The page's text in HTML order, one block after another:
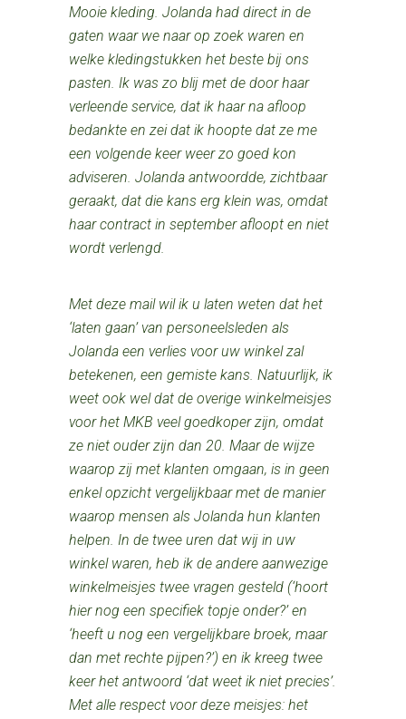
Mooie kleding. Jolanda had direct in de
gaten waar we naar op zoek waren en
welke kledingstukken het beste bij ons
pasten. Ik was zo blij met de door haar
verleende service, dat ik haar na afloop
bedankte en zei dat ik hoopte dat ze me
een volgende keer weer zo goed kon
adviseren. Jolanda antwoordde, zichtbaar
geraakt, dat die kans erg klein was, omdat
haar contract in september afloopt en niet
wordt verlengd.
Met deze mail wil ik u laten weten dat het
‘laten gaan’ van personeelsleden als
Jolanda een verlies voor uw winkel zal
betekenen, een gemiste kans. Natuurlijk, ik
weet ook wel dat de overige winkelmeisjes
voor het MKB veel goedkoper zijn, omdat
ze niet ouder zijn dan 20. Maar de wijze
waarop zij met klanten omgaan, is in geen
enkel opzicht vergelijkbaar met de manier
waarop mensen als Jolanda hun klanten
helpen. In de twee uren dat wij in uw
winkel waren, heb ik de andere aanwezige
winkelmeisjes twee vragen gesteld (‘hoort
hier nog een specifiek topje onder?’ en
‘heeft u nog een vergelijkbare broek, maar
dan met rechte pijpen?’) en ik kreeg twee
keer het antwoord ‘dat weet ik niet precies’.
Met alle respect voor deze meisjes: het